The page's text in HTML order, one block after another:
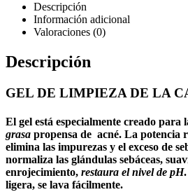
Descripción
Información adicional
Valoraciones (0)
Descripción
GEL DE LIMPIEZA DE LA
El gel está especialmente creado para
grasa propensa de acné. La potencia
elimina las impurezas y el exceso de
normaliza las glándulas sebáceas,
enrojecimiento, restaura el nivel de pH
ligera, se lava fácilmente.